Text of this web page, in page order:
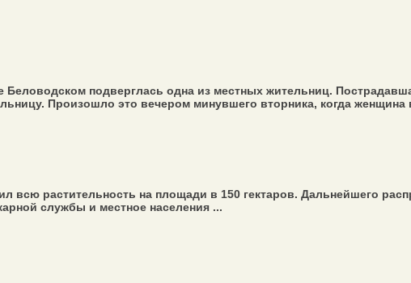
Беловодском подверглась одна из местных жительниц.
Произошло это вечером минувшего вторника, когда
растительность на площади в 150 гектаров. Дальнейшего
службы и местное населения ...